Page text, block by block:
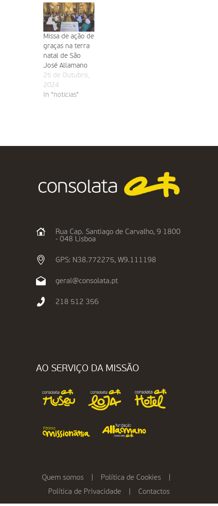
Missa de ação de
graças na terra
natal de São
José Allamano
25 de Outubro,
2024
In "noticias"
Rua Cap. Santiago de Carvalho, 9 1800
- 048 Lisboa
GPS: N38.772275, W9.111198
geral@consolata.pt
218 512 356
AO SERVIÇO DA MISSÃO
Quem somos Política de Cookies
Política de Privacidade
Contactos